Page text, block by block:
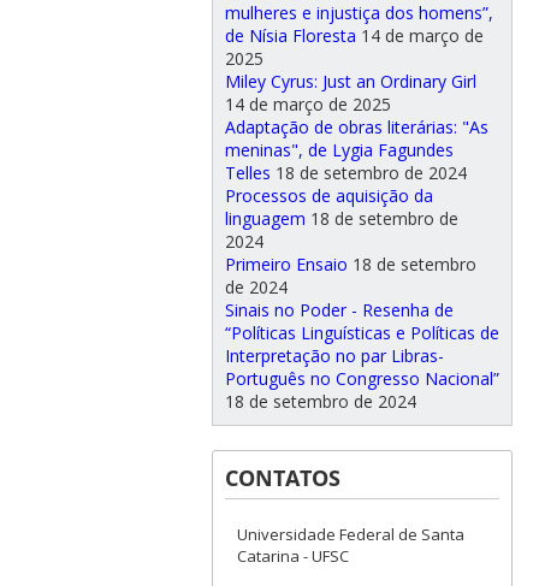
mulheres e injustiça dos homens”,
de Nísia Floresta 14 de março de
2025
Miley Cyrus: Just an Ordinary Girl
14 de março de 2025
Adaptação de obras literárias: "As
meninas", de Lygia Fagundes
Telles 18 de setembro de 2024
Processos de aquisição da
linguagem 18 de setembro de
2024
Primeiro Ensaio 18 de setembro
de 2024
Sinais no Poder - Resenha de
“Políticas Linguísticas e Políticas de
Interpretação no par Libras-
Português no Congresso Nacional”
18 de setembro de 2024
CONTATOS
Universidade Federal de Santa
Catarina - UFSC